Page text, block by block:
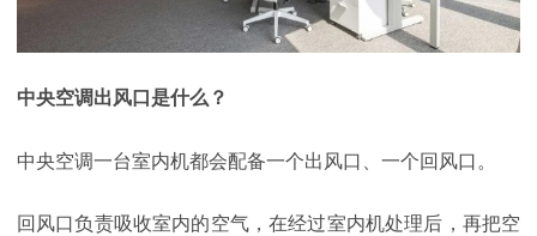
中央空调出风口是什么？
中央空调一台室内机都会配备一个出风口、一个回风口。
回风口负责吸收室内的空气，在经过室内机处理后，再把空